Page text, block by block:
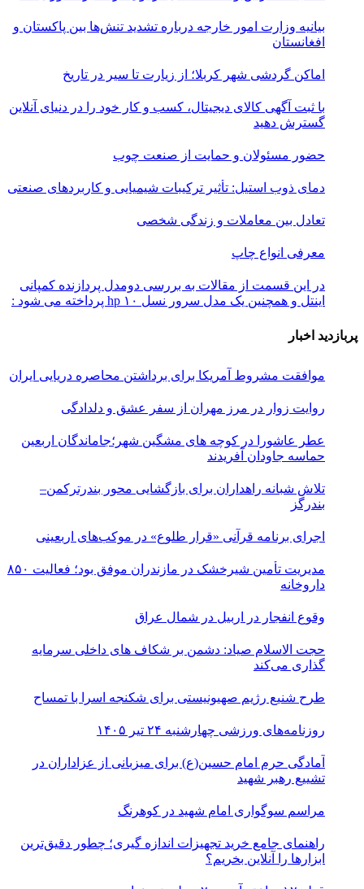
بیانیه وزارت امور خارجه درباره تشدید تنش‌ها بین پاکستان و
افغانستان
اماکن گردشی شهر کربلا؛ از زیارت تا سیر در تاریخ
با ثبت آگهی کالای دیجیتال، کسب و کار خود را در دنیای آنلاین
گسترش دهید
حضور مسئولان و حمایت از صنعت چوب
دمای ذوب استیل: تأثیر ترکیبات شیمیایی و کاربردهای صنعتی
تعادل بین معاملات و زندگی شخصی
معرفی انواع چاپ
در این قسمت از مقالات به بررسی دو‌مدل پردازنده کمپانی
اینتل و همچنین یک مدل سرور نسل ۱۰ hp پرداخته می شود :
پربازدید اخبار
موافقت مشروط آمریکا برای برداشتن محاصره دریایی ایران
روایت زوار در مرز مهران از سفر عشق و دلدادگی
عطر عاشورا در کوچه های مشگین شهر؛جاماندگان اربعین
حماسه جاودان آفریدند
تلاش شبانه راهداران برای بازگشایی محور بندرترکمن–
بندرگز
اجرای برنامه قرآنی «قرار طلوع» در موکب‌های اربعینی
مدیریت تأمین شیرخشک در مازندران موفق بود؛ فعالیت ۸۵۰
داروخانه
وقوع انفجار در اربیل در شمال عراق
حجت الاسلام صیاد: دشمن بر شکاف‌ های داخلی سرمایه‌
گذاری می‌کند
طرح شنیع رژیم صهیونیستی برای شکنجه اسرا با تمساح
روزنامه‌های ورزشی چهارشنبه ۲۴ تیر ۱۴۰۵
آمادگی حرم امام حسین(ع) برای میزبانی از عزاداران در
تشییع رهبر شهید
مراسم سوگواری امام شهید در کوهرنگ
راهنمای جامع خرید تجهیزات اندازه گیری؛ چطور دقیق‌ترین
ابزارها را آنلاین بخریم؟